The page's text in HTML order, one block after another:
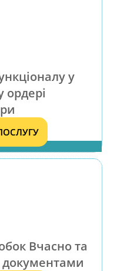
у
ордері
Вчасно та
документами